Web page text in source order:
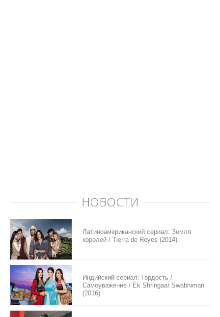
НОВОСТИ
Латиноамериканский сериал: Земля
королей / Tierra de Reyes (2014)
Индийский сериал: Гордость /
Самоуважение / Ek Shringaar Swabhiman
(2016)